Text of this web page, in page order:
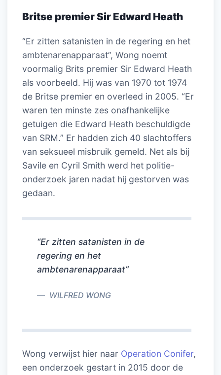
Britse premier Sir Edward Heath
“Er zitten satanisten in de regering en het
ambtenarenapparaat”, Wong noemt
voormalig Brits premier Sir Edward Heath
als voorbeeld. Hij was van 1970 tot 1974
de Britse premier en overleed in 2005. “Er
waren ten minste zes onafhankelijke
getuigen die Edward Heath beschuldigde
van SRM.” Er hadden zich 40 slachtoffers
van seksueel misbruik gemeld. Net als bij
Savile en Cyril Smith werd het politie-
onderzoek jaren nadat hij gestorven was
gedaan.
“Er zitten satanisten in de
regering en het
ambtenarenapparaat”
WILFRED WONG
Wong verwijst hier naar Operation Conifer,
een onderzoek gestart in 2015 door de